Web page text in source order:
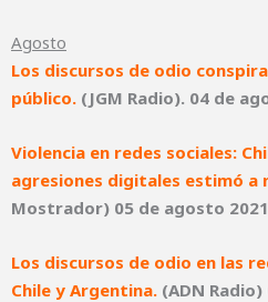
Agosto
Los discursos de odio
público. (JGM Radio). 04 de
Violencia en redes sociales:
agresiones digitales estimó a
Mostrador) 05 de agosto
Los discursos de odio en las
Chile y Argentina. (ADN